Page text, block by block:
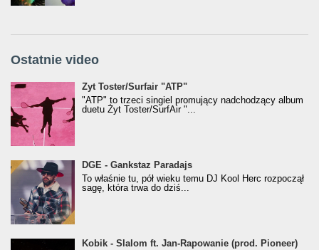
Ostatnie video
Żyt Toster/SurfAir - ATP VIDEO
Żyt Toster/Surfair "ATP"
"ATP" to trzeci singiel promujący nadchodzący album
duetu Żyt Toster/SurfAir "...
donGURALesko z nagrodą za
Klasyczny/Trueschoolowy Album Roku
(Popkillery 2023)
DGE - Gankstaz Paradajs
To właśnie tu, pół wieku temu DJ Kool Herc rozpoczął
sagę, która trwa do dziś...
Kobik - Slalom ft. Jan-Rapowanie (prod. Pioneer)
Kobik - Slalom ft. Jan-Rapowanie (prod. Pioneer)